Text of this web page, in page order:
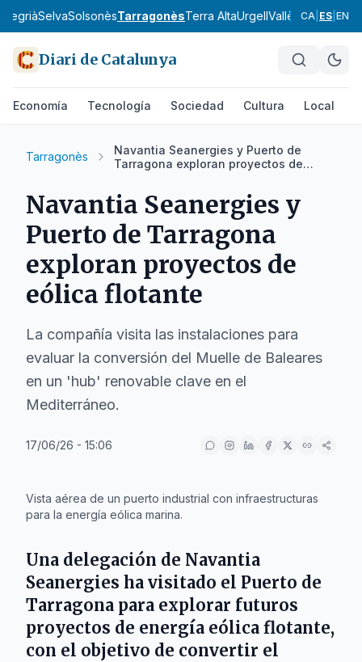
SegriàSelvaSolsonèsTarragonèsTerra AltaUrgellVallès Occidental
CA ES EN
Diari de Catalunya
Economía Tecnología Sociedad Cultura Local
Tarragonès
Navantia Seanergies y Puerto de
Tarragona exploran proyectos de
Navantia Seanergies y
Puerto de Tarragona
exploran proyectos de
eólica flotante
La compañía visita las instalaciones para
evaluar la conversión del Muelle de Baleares
en un 'hub' renovable clave en el
Mediterráneo.
17/06/26 - 15:06
Vista aérea de un puerto industrial con infraestructuras
para la energía eólica marina.
Una delegación de Navantia
Seanergies ha visitado el Puerto de
Tarragona para explorar futuros
proyectos de energía eólica flotante,
con el objetivo de convertir el